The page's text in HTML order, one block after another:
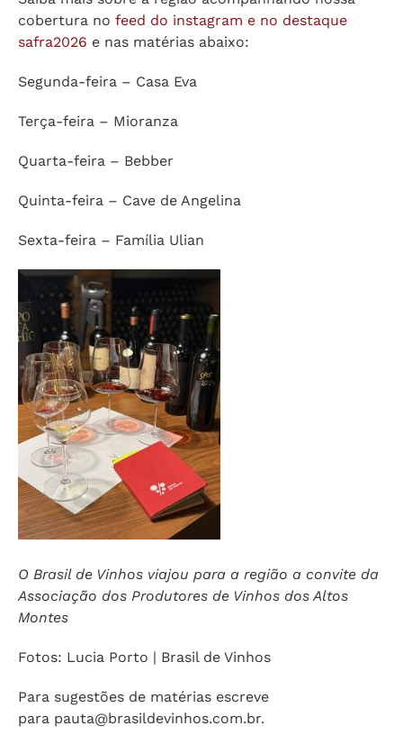
cobertura no feed do instagram e no destaque
safra2026 e nas matérias abaixo:
Segunda-feira – Casa Eva
Terça-feira – Mioranza
Quarta-feira – Bebber
Quinta-feira – Cave de Angelina
Sexta-feira – Família Ulian
O Brasil de Vinhos viajou para a região a convite da
Associação dos Produtores de Vinhos dos Altos
Montes
Fotos: Lucia Porto | Brasil de Vinhos
Para sugestões de matérias escreve
para pauta@brasildevinhos.com.br.